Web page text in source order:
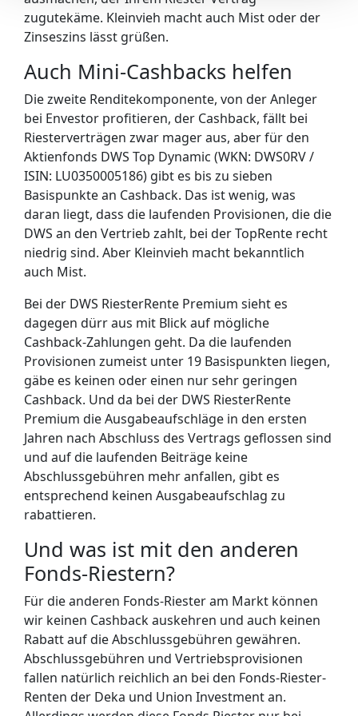
zugutekäme. Kleinvieh macht auch Mist oder der
Zinseszins lässt grüßen.
Auch Mini-Cashbacks helfen
Die zweite Renditekomponente, von der Anleger
bei Envestor profitieren, der Cashback, fällt bei
Riesterverträgen zwar mager aus, aber für den
Aktienfonds DWS Top Dynamic (WKN: DWS0RV /
ISIN: LU0350005186) gibt es bis zu sieben
Basispunkte an Cashback. Das ist wenig, was
daran liegt, dass die laufenden Provisionen, die die
DWS an den Vertrieb zahlt, bei der TopRente recht
niedrig sind. Aber Kleinvieh macht bekanntlich
auch Mist.
Bei der DWS RiesterRente Premium sieht es
dagegen dürr aus mit Blick auf mögliche
Cashback-Zahlungen geht. Da die laufenden
Provisionen zumeist unter 19 Basispunkten liegen,
gäbe es keinen oder einen nur sehr geringen
Cashback. Und da bei der DWS RiesterRente
Premium die Ausgabeaufschläge in den ersten
Jahren nach Abschluss des Vertrags geflossen sind
und auf die laufenden Beiträge keine
Abschlussgebühren mehr anfallen, gibt es
entsprechend keinen Ausgabeaufschlag zu
rabattieren.
Und was ist mit den anderen
Fonds-Riestern?
Für die anderen Fonds-Riester am Markt können
wir keinen Cashback auskehren und auch keinen
Rabatt auf die Abschlussgebühren gewähren.
Abschlussgebühren und Vertriebsprovisionen
fallen natürlich reichlich an bei den Fonds-Riester-
Renten der Deka und Union Investment an.